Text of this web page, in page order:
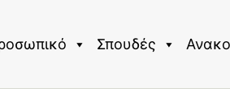
Σπουδές